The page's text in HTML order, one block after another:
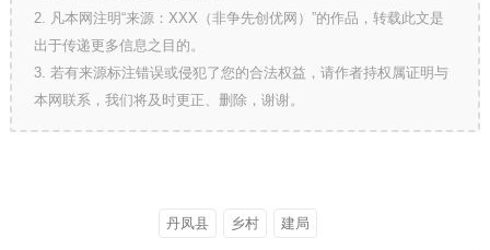
2. 凡本网注明“来源：XXX（非争先创优网）”的作品，转载此文是
出于传递更多信息之目的。
3. 若有来源标注错误或侵犯了您的合法权益，请作者持权属证明与
本网联系，我们将及时更正、删除，谢谢。
丹凤县 乡村 建局